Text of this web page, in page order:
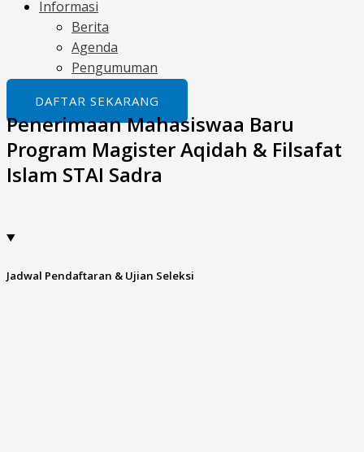
Informasi
Berita
Agenda
Pengumuman
DAFTAR SEKARANG
Penerimaan Mahasiswaa Baru
Program Magister Aqidah & Filsafat
Islam STAI Sadra
Jadwal Pendaftaran & Ujian Seleksi